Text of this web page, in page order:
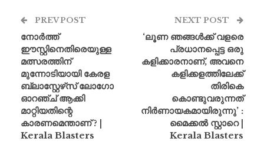
PREV POST
നോർത്ത്
ഈസ്റ്റിനെതിരെയുള്ള
മത്സരത്തിന്
മുന്നോടിയായി കേരള
ബ്ലാസ്റ്റേഴ്‌സ് ലോഗോ
ഓറഞ്ച് ആക്കി
മാറ്റിയതിന്റെ
കാരണമെന്താണ് ? |
Kerala Blasters
NEXT POST
‘ലൂണ ഞങ്ങൾക്ക് വളരെ
പ്രധാനപ്പെട്ട ഒരു
കളിക്കാരനാണ്, അവനെ
കളിക്കളത്തിലേക്ക്
തിരികെ
കൊണ്ടുവരുന്നത്
നിർണായകമായിരുന്നു’ :
മൈക്കൽ സ്റ്റാറെ |
Kerala Blasters